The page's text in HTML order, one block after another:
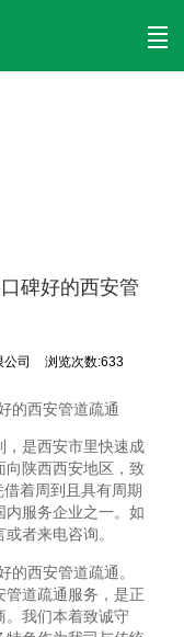
碑好的西安管
司 浏览次数:633
的西安管道疏通
，是西安市里快速成
向陕西西安地区，致
着周到且具有周期
内服务企业之一。如
者来电咨询。
的西安管道疏通。
道疏通服务，是正
。我们本着致诚守